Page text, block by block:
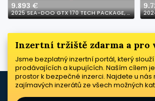
9.893 €
2025 SEA-DOO GTX 170 TECH PACKAGE, AUDIO, IDF, IBR Jetski
Inzertní tržiště zdarma a pro
Jsme bezplatný inzertní portál, který
prodávajících a kupujících. Naším cílem
prostor k bezpečné inzerci. Najdete u nás
zajímavých inzerátů ze všech možných